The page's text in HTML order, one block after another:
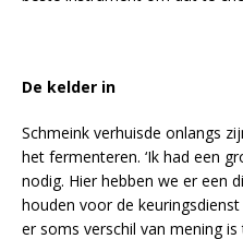
De kelder in
Schmeink verhuisde onlangs
het fermenteren. ‘Ik had een
nodig. Hier hebben we er een
houden voor de
er soms verschil van mening